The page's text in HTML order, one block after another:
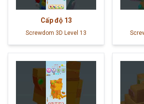
Cấp độ 13
Screwdom 3D Level 13